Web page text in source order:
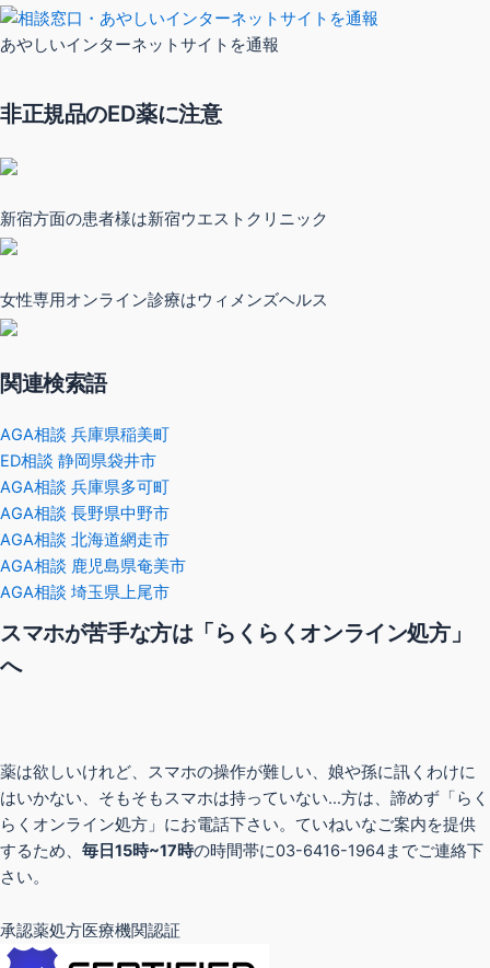
あやしいインターネットサイトを通報
非正規品のED薬に注意
新宿方面の患者様は新宿ウエストクリニック
女性専用オンライン診療はウィメンズヘルス
関連検索語
AGA相談 兵庫県稲美町
ED相談 静岡県袋井市
AGA相談 兵庫県多可町
AGA相談 長野県中野市
AGA相談 北海道網走市
AGA相談 鹿児島県奄美市
AGA相談 埼玉県上尾市
スマホが苦手な方は「らくらくオンライン処方」
へ
薬は欲しいけれど、スマホの操作が難しい、娘や孫に訊くわけに
はいかない、そもそもスマホは持っていない…方は、諦めず「らく
らくオンライン処方」にお電話下さい。ていねいなご案内を提供
するため、 毎日15時~17時の時間帯に03-6416-1964までご連絡下
さい。
承認薬処方医療機関認証